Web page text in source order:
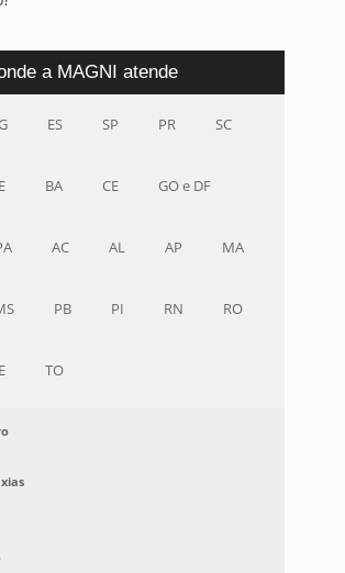
a MAGNI atende
ES SP PR SC
BA CE GO e DF
AC AL AP MA
PB PI RN RO
TO